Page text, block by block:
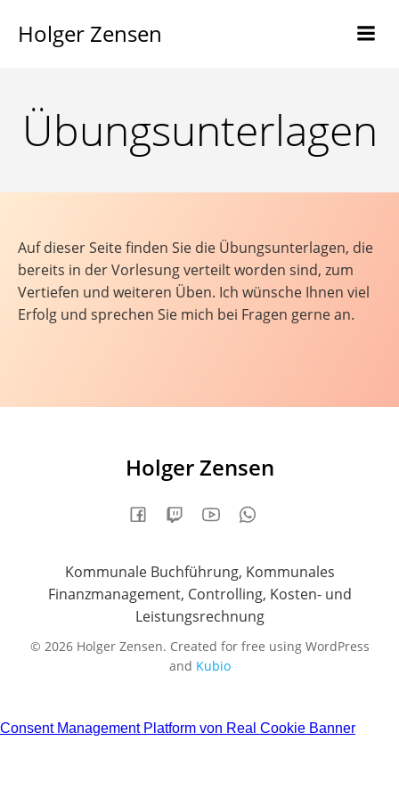
Holger Zensen
Übungsunterlagen
Auf dieser Seite finden Sie die Übungsunterlagen, die
bereits in der Vorlesung verteilt worden sind, zum
Vertiefen und weiteren Üben. Ich wünsche Ihnen viel
Erfolg und sprechen Sie mich bei Fragen gerne an.
Holger Zensen
Kommunale Buchführung, Kommunales
Finanzmanagement, Controlling, Kosten- und
Leistungsrechnung
© 2026 Holger Zensen. Created for free using WordPress
and Kubio
Consent Management Platform von Real Cookie Banner